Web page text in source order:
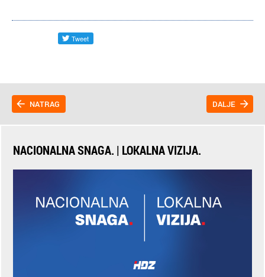
NATRAG DALJE
NACIONALNA SNAGA. | LOKALNA VIZIJA.